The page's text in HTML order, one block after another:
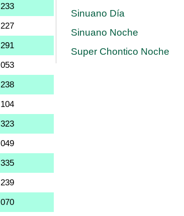
233
227
291
053
238
104
323
049
335
239
070
Sinuano Día
Sinuano Noche
Super Chontico Noche